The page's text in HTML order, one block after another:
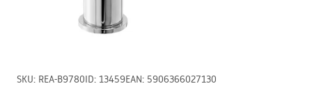
SKU: REA-B9780ID: 13459EAN: 5906366027130